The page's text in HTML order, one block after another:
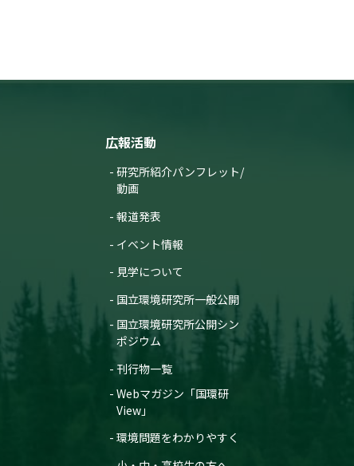
広報活動
研究所紹介パンフレット/
動画
報道発表
イベント情報
見学について
国立環境研究所一般公開
国立環境研究所公開シン
ポジウム
刊行物一覧
Webマガジン「国環研
View」
環境問題をわかりやすく